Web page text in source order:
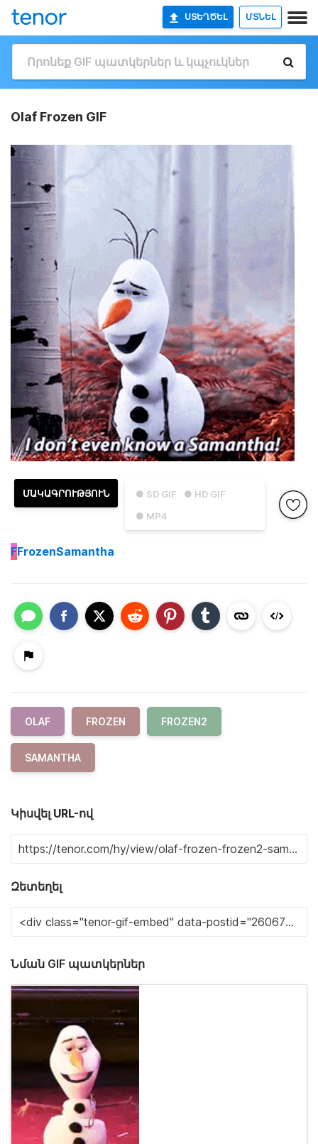
ՍՏԵՂԾԵԼ ՄՏՆԵԼ
Olaf Frozen GIF
● SD GIF
● HD GIF
● MP4
ՄԱԿԱԳՐՈՒԹՅՈՒՆ
FFrozenSamantha
OLAF FROZEN FROZEN2
SAMANTHA
Կիսվել URL-ով
Զետեղել
Նման GIF պատկերներ